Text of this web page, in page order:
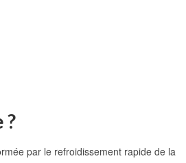
?
par le refroidissement rapide de la